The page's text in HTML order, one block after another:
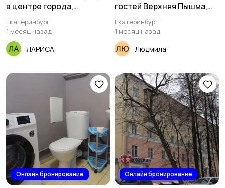
в центре города,
ЛУНАЧАРСКОГО, 53
Екатеринбург
1 месяц назад
ЛАРИСА
гостей Верхняя Пышма,
Проспект Успенский 113Д
Екатеринбург
1 месяц назад
Людмила
Онлайн бронирование Онлайн бронирование